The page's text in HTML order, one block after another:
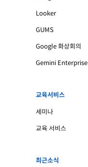
Looker
GUMS
Google 화상회의
Gemini Enterprise
교육서비스
세미나
교육 서비스
최근소식